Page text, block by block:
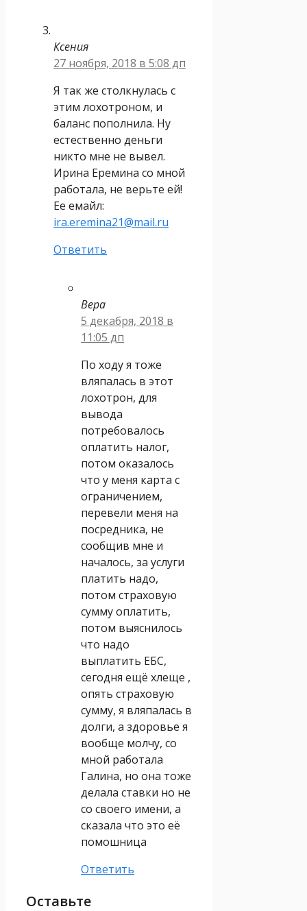
Ксения
27 ноября, 2018 в 5:08 дп
Я так же столкнулась с
этим лохотроном, и
баланс пополнила. Ну
естественно деньги
никто мне не вывел.
Ирина Еремина со мной
работала, не верьте ей!
Ее емайл:
ira.eremina21@mail.ru
Ответить
Вера
5 декабря, 2018 в
11:05 дп
По ходу я тоже
вляпалась в этот
лохотрон, для
вывода
потребовалось
оплатить налог,
потом оказалось
что у меня карта с
ограничением,
перевели меня на
посредника, не
сообщив мне и
началось, за услуги
платить надо,
потом страховую
сумму оплатить,
потом выяснилось
что надо
выплатить ЕБС,
сегодня ещё хлеще ,
опять страховую
сумму, я вляпалась в
долги, а здоровье я
вообще молчу, со
мной работала
Галина, но она тоже
делала ставки но не
со своего имени, а
сказала что это её
помошница
Ответить
Оставьте